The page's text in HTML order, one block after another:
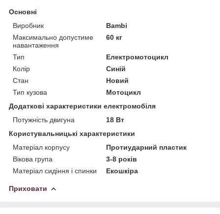
Основні
Виробник
Bambi
Максимально допустиме
навантаження
60 кг
Тип
Електромотоцикл
Колір
Синій
Стан
Новий
Тип кузова
Мотоцикл
Додаткові характеристики електромобіля
Потужність двигуна
18 Вт
Користувальницькі характеристики
Матеріал корпусу
Протиударний пластик
Вікова група
3-8 років
Матеріал сидіння і спинки
Екошкіра
Приховати